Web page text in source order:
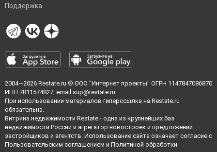
Поддержка
2004—2026 Restate.ru ® ООО "Интернет проекты" ОГРН 1147847086870
ИНН 7811574827, email sup@restate.ru
При использовании материалов гиперссылка на Restate.ru
обязательна.
Витрина недвижимости Restate - одна из крупнейших баз
недвижимости России и агрегатор новостроек и предложений
застройщиков и агентств. Использование сайта означает согласие с
Пользовательским соглашением и Политикой обработки